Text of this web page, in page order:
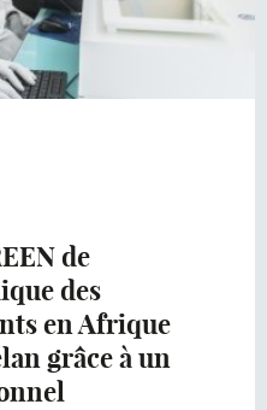
de
des
en Afrique
grâce à un